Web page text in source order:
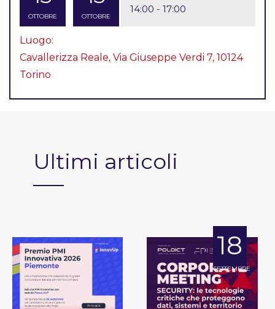
OTTOBRE OTTOBRE
14:00 - 17:00
Luogo:
Cavallerizza Reale, Via Giuseppe Verdi 7, 10124
Torino
Ultimi articoli
18
SETTEMBRE